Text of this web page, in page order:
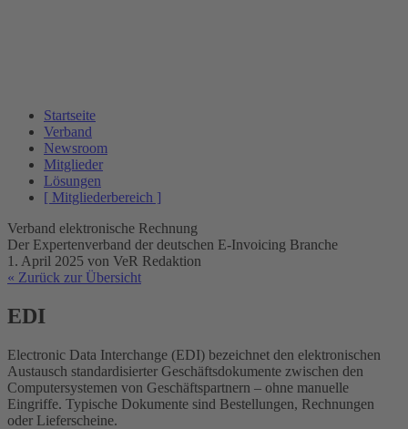
Startseite
Verband
Newsroom
Mitglieder
Lösungen
[ Mitgliederbereich ]
Verband elektronische Rechnung
Der Expertenverband der deutschen E-Invoicing Branche
1. April 2025 von VeR Redaktion
« Zurück zur Übersicht
EDI
Electronic Data Interchange (EDI) bezeichnet den elektronischen
Austausch standardisierter Geschäftsdokumente zwischen den
Computersystemen von Geschäftspartnern – ohne manuelle
Eingriffe. Typische Dokumente sind Bestellungen, Rechnungen
oder Lieferscheine.